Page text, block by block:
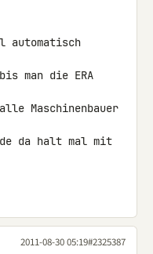
automatisch
man die ERA
Maschinenbauer
da halt mal mit
2011-08-30 05:19#2325387